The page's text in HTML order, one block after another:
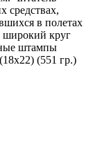
средствах,
в полетах
широкий круг
штампы
(551 гр.)